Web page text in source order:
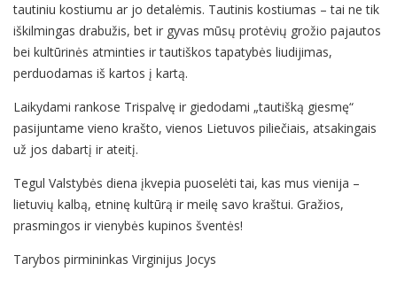
tautiniu kostiumu ar jo detalėmis. Tautinis kostiumas – tai ne tik
iškilmingas drabužis, bet ir gyvas mūsų protėvių grožio pajautos
bei kultūrinės atminties ir tautiškos tapatybės liudijimas,
perduodamas iš kartos į kartą.
Laikydami rankose Trispalvę ir giedodami „tautišką giesmę“
pasijuntame vieno krašto, vienos Lietuvos piliečiais, atsakingais
už jos dabartį ir ateitį.
Tegul Valstybės diena įkvepia puoselėti tai, kas mus vienija –
lietuvių kalbą, etninę kultūrą ir meilę savo kraštui. Gražios,
prasmingos ir vienybės kupinos šventės!
Tarybos pirmininkas Virginijus Jocys